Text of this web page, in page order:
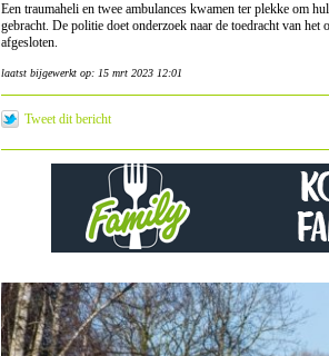
Een traumaheli en twee ambulances kwamen ter plekke om
gebracht. De politie doet onderzoek naar de toedracht van
afgesloten.
laatst bijgewerkt op: 15 mrt 2023 12:01
Tweet dit bericht